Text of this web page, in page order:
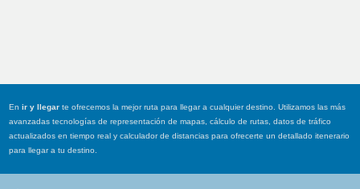
Enir y llegar te ofrecemos la mejor ruta para llegar a cualquier destino. Utilizamos las más
avanzadas tecnologías de representación de mapas, cálculo de rutas, datos de tráfico
actualizados en tiempo real y calculador de distancias para ofrecerte un detallado itenerario
para llegar a tu destino.